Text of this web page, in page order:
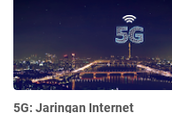
5G: Jaringan Internet